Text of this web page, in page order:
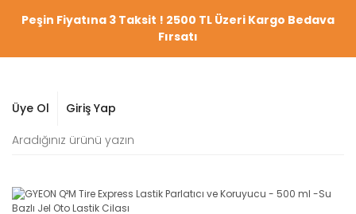
Peşin Fiyatına 3 Taksit ! 2500 TL Üzeri Kargo Bedava
Fırsatı
Üye Ol Giriş Yap